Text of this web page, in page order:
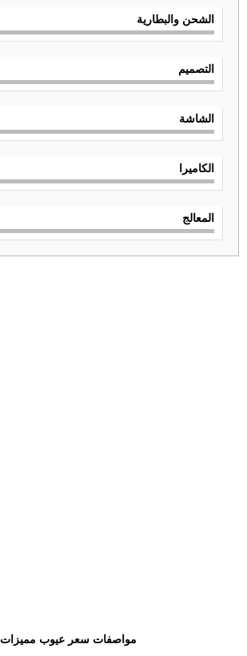
الشحن والبطارية
التصميم
الشاشة
الكاميرا
المعالج
مواصفات سعر عيوب مميزات